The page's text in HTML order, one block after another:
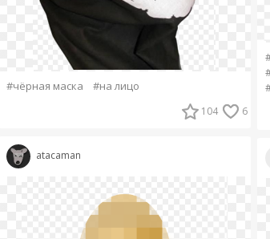
#чёрная маска #на лицо
104 6
atacaman